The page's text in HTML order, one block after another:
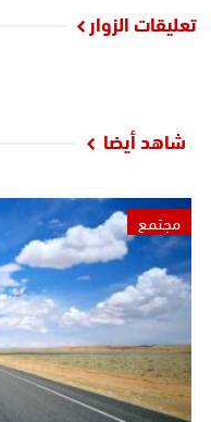
تعليقات الزوار
شاهد أيضا
مجتمع